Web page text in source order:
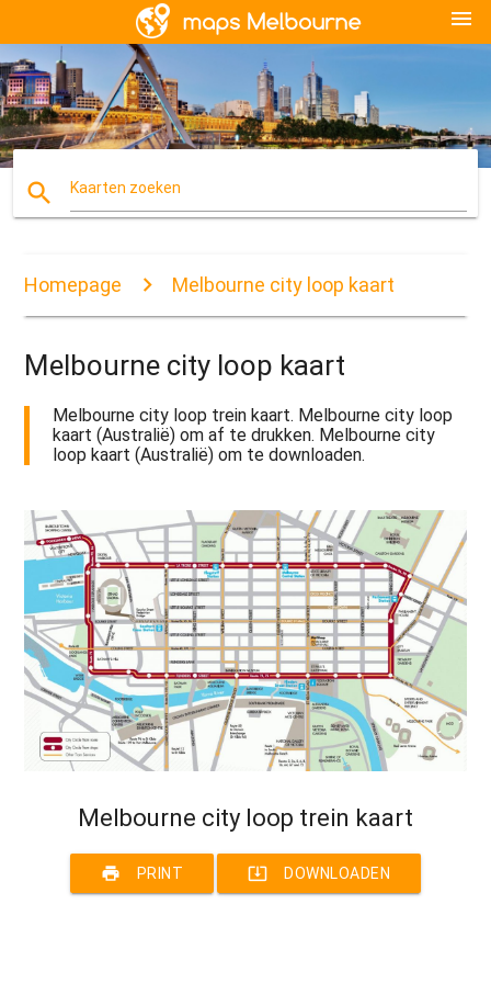
menu
search Kaarten zoeken
Homepage Melbourne city loop kaart
Melbourne city loop kaart
Melbourne city loop trein kaart. Melbourne city loop
kaart (Australië) om af te drukken. Melbourne city
loop kaart (Australië) om te downloaden.
Melbourne city loop trein kaart
print PRINT system_update_alt DOWNLOADEN